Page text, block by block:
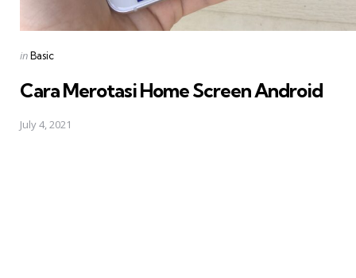
Posted
inBasic
Cara Merotasi Home Screen Android
July 4, 2021